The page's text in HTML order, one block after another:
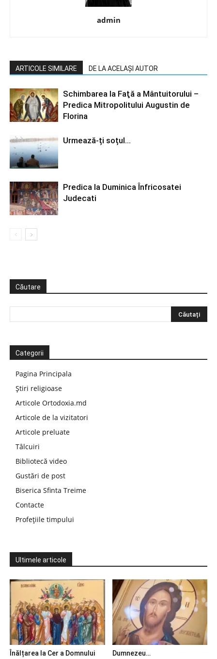
admin
ARTICOLE SIMILARE DE LA ACELAȘI AUTOR
Schimbarea la Faţă a Mântuitorului –
Predica Mitropolitului Augustin de
Florina
Urmează-ți soțul…
Predica la Duminica Înfricosatei
Judecati
Căutare
Categorii
Pagina Principala
Știri religioase
Articole Ortodoxia.md
Articole de la vizitatori
Articole preluate
Tâlcuiri
Bibliotecă video
Gustări de post
Biserica Sfinta Treime
Contacte
Profețiile timpului
Ultimele articole
Înălțarea la Cer a Domnului
Dumnezeu…